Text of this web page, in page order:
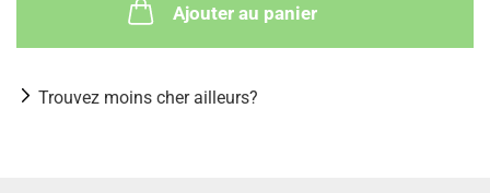
Ajouter au panier
Trouvez moins cher ailleurs?